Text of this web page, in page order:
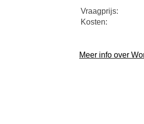
Vraagprijs:
Kosten:
Meer info over